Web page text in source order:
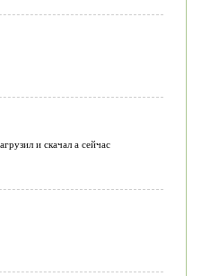
и скачал а сейчас